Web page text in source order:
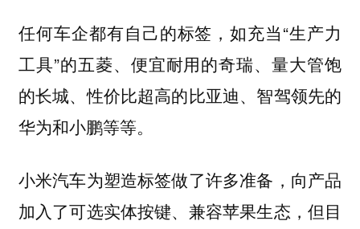
任何车企都有自己的标签，如充当“生产力
工具”的五菱、便宜耐用的奇瑞、量大管饱
的长城、性价比超高的比亚迪、智驾领先的
华为和小鹏等等。
小米汽车为塑造标签做了许多准备，向产品
加入了可选实体按键、兼容苹果生态，但目